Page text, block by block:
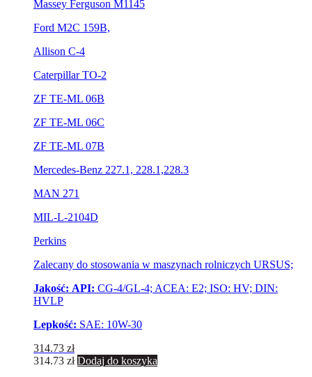
Massey Ferguson M1145
Ford M2C 159B,
Allison C-4
Caterpillar TO-2
ZF TE-ML 06B
ZF TE-ML 06C
ZF TE-ML 07B
Mercedes-Benz 227.1, 228.1,228.3
MAN 271
MIL-L-2104D
Perkins​​
Zalecany do stosowania w maszynach rolniczych URSUS;
Jakość: ​​API: CG-4/GL-4; ACEA: E2; ISO: HV; DIN:
HVLP​
Lepkość: ​​SAE: 10W-30
314.73 zł
314.73 zł Dodaj do koszyka